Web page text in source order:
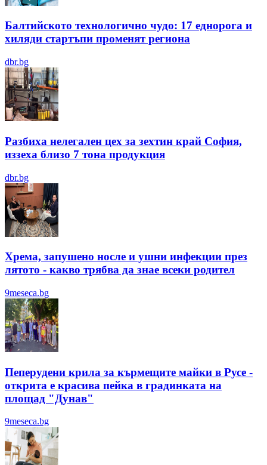
Балтийското технологично чудо: 17 еднорога и
хиляди стартъпи променят региона
dbr.bg
Разбиха нелегален цех за зехтин край София,
иззеха близо 7 тона продукция
dbr.bg
Хрема, запушено носле и ушни инфекции през
лятотo - какво трябва да знае всеки родител
9meseca.bg
Пеперудени крила за кърмещите майки в Русе -
открита е красива пейка в градинката на
площад "Дунав"
9meseca.bg